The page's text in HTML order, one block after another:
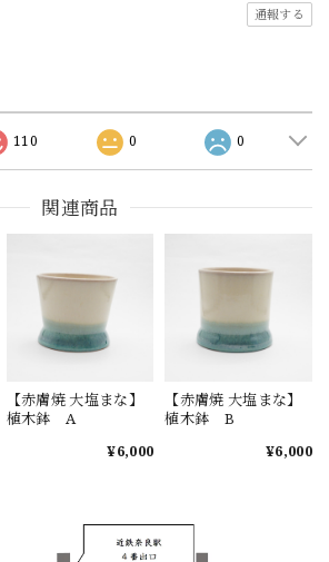
通報する
110 0 0
関連商品
【赤膚焼 大塩まな】
植木鉢 A
¥6,000
【赤膚焼 大塩まな】
植木鉢 B
¥6,000